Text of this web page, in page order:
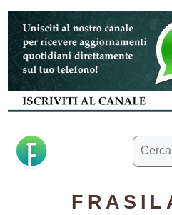
Vai
contenuto
Ricerca
per: